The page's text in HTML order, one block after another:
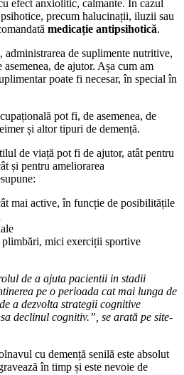
efect anxiolitic, calmante. În cazul
precum halucinații, iluzii sau
medicație antipsihotică.
administrarea de suplimente nutritive,
de ajutor. Așa cum am
poate fi necesar, în special în
pot fi, de asemenea, de
și altor tipuri de demență.
de viață pot fi de ajutor, atât pentru
și pentru ameliorarea
mai active, în funcție de posibilitățile
plimbări, mici exerciții sportive
de a ajuta pacientii in stadii
pe o perioada cat mai lunga de
a dezvolta strategii cognitive
declinul cognitiv.”, se arată pe site-
cu demență senilă este absolut
în timp și este nevoie de